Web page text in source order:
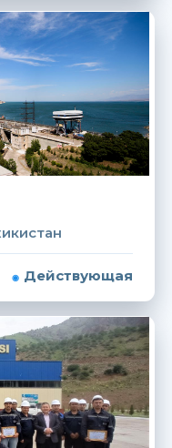
Действующая